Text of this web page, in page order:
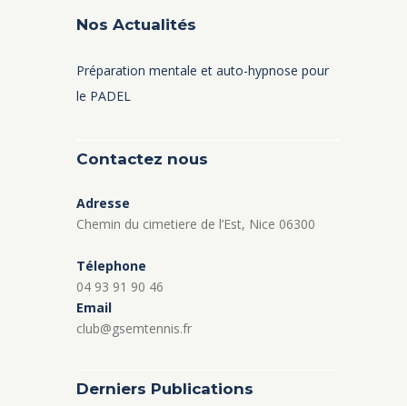
Nos Actualités
Préparation mentale et auto-hypnose pour
le PADEL
Contactez nous
Adresse
Chemin du cimetiere de l’Est, Nice 06300
Télephone
04 93 91 90 46
Email
club@gsemtennis.fr
Derniers Publications